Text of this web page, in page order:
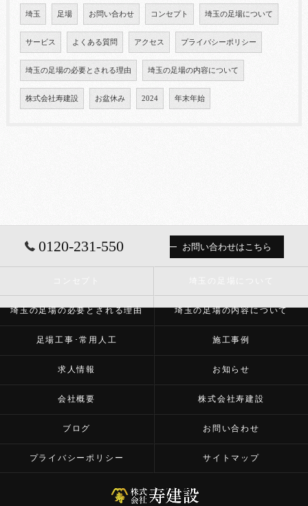
埼玉 足場 お問い合わせ コンセプト 埼玉の足場について
サービス よくある質問 アクセス プライバシーポリシー
埼玉の足場の必要とされる理由 埼玉の足場の内容について
株式会社寿建設 お盆休み 2024 年末年始
0120-231-550 お問い合わせはこちら
埼玉の足場の必要とされる理由 埼玉の足場の内容について
足場工事･常用人工 施工事例
求人情報 お知らせ
会社概要 株式会社寿建設
ブログ お問い合わせ
プライバシーポリシー サイトマップ